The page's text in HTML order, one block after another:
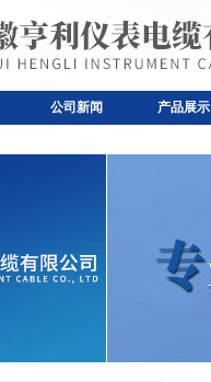
公司新闻 产品展示